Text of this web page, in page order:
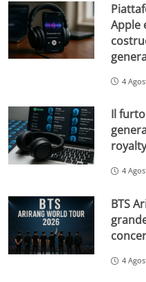
Apple
4
Il
4
BTS
4